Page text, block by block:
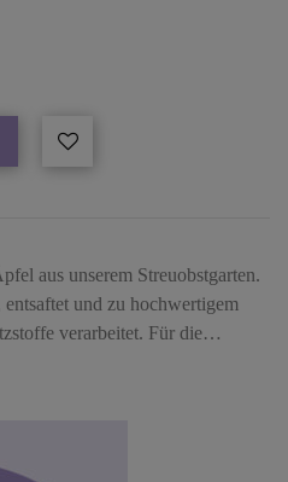
aus unserem Streuobstgarten.
und zu hochwertigem
verarbeitet. Für die…